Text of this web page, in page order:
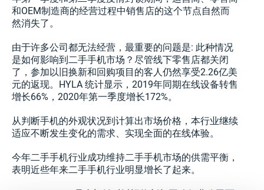
和OEM制造商的经营过程中销售店的这个节点自然而
然消失了。
由于许多公司都无法经营，最重要的问题是: 此种情况
是如何影响到二手手机市场？尽管线下零售店都关闭
了，参加以旧换新和回购项目的客人仍然享受2.26亿美
元的返现。HYLA 统计显示，2019年同期在线设备转售
增长66%，2020年第一季度增长172%。
从判断手机的外观状况到计算出市场价格，本行业继续
适应不断发生变化的需求、实现全面的在线体验。
今年二手手机行业成功维持二手手机市场的供需平衡，
表明近些年来二手手机行业明显增长了起来。